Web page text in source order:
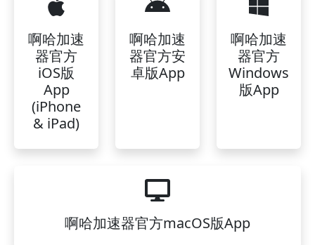
啊哈加速
器官方
iOS版
App
(iPhone
& iPad)
啊哈加速
器官方安
卓版App
啊哈加速
器官方
Windows
版App
啊哈加速器官方macOS版App